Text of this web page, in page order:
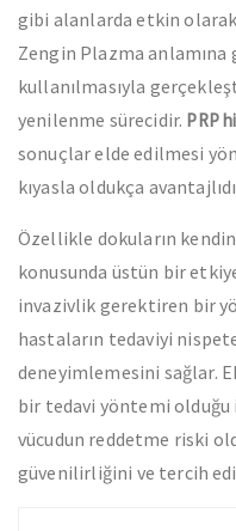
gibi alanlarda etkin
Zengin Plazma anlamına
kullanılmasıyla
yenilenme sürecidir. PRP
sonuçlar elde edilmesi
kıyasla oldukça
Özellikle dokuların
konusunda üstün bir
invazivlik gerektiren bir
hastaların tedaviyi
deneyimlemesini sağlar.
bir tedavi yöntemi
vücudun reddetme riski
güvenilirliğini ve tercih